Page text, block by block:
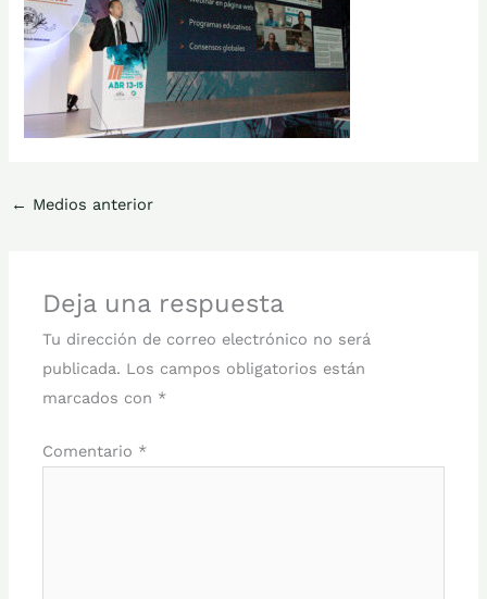
← Medios anterior
Deja una respuesta
Tu dirección de correo electrónico no será
publicada. Los campos obligatorios están
marcados con *
Comentario *